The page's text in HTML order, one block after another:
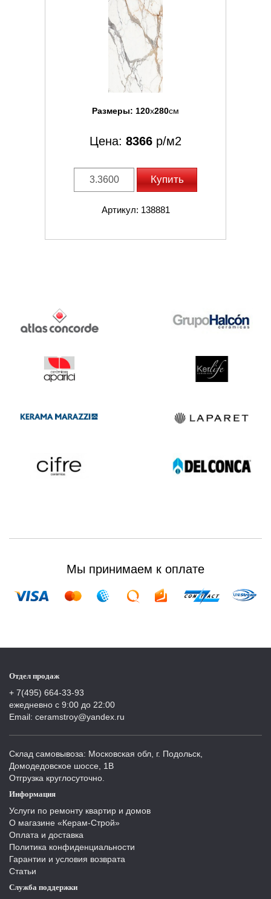
Размеры: 120x280см
Цена: 8366 р/м2
Купить
Артикул: 138881
Мы принимаем к оплате
Отдел продаж
+ 7(495) 664-33-93
ежедневно с 9:00 до 22:00
Email: ceramstroy@yandex.ru
Склад самовывоза: Московская обл, г. Подольск,
Домодедовское шоссе, 1В
Отгрузка круглосуточно.
Информация
Услуги по ремонту квартир и домов
О магазине «Керам-Строй»
Оплата и доставка
Политика конфиденциальности
Гарантии и условия возврата
Статьи
Служба поддержки